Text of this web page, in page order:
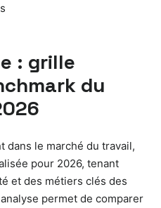
: grille
du
dans le marché du travail,
pour 2026, tenant
et des métiers clés des
permet de comparer